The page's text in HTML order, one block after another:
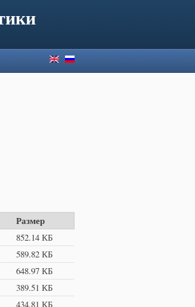
Размер
852.14 КБ
589.82 КБ
648.97 КБ
389.51 КБ
434.81 КБ